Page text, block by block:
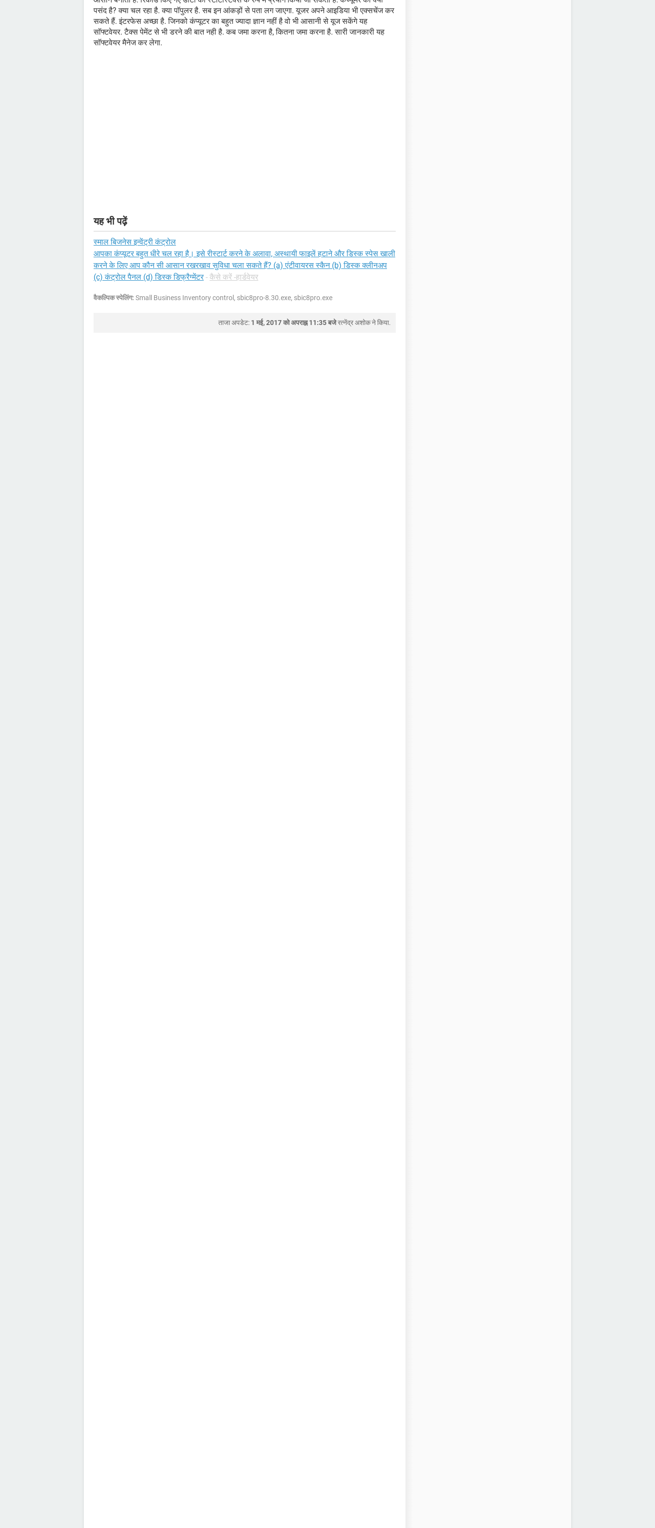
पसंद है? क्या चल रहा है. क्या पॉपुलर है. सब इन आंकड़ों से पता लग जाएगा. यूजर अपने आइडिया भी एक्सचेंज कर
सकते हैं. इंटरफेस अच्छा है. जिनको कंप्यूटर का बहुत ज्यादा ज्ञान नहीं है वो भी आसानी से यूज सकेंगे यह
सॉफ्टवेयर. टैक्स पेमेंट से भी डरने की बात नही है. कब जमा करना है, कितना जमा करना है. सारी जानकारी यह
सॉफ्टवेयर मैनेज कर लेगा.
यह भी पढ़ें
स्माल बिजनेस इन्वेंट्री कंट्रोल
आपका कंप्यूटर बहुत धीरे चल रहा है। इसे रीस्टार्ट करने के अलावा, अस्थायी फाइलें हटाने और डिस्क स्पेस खाली
करने के लिए आप कौन सी आसान रखरखाव सुविधा चला सकते हैं? (a) एंटीवायरस स्कैन (b) डिस्क क्लीनअप
(c) कंट्रोल पैनल (d) डिस्क डिफ्रैग्मेंटर - कैसे करें -हार्डवेयर
वैकल्पिक स्पेलिंग: Small Business Inventory control, sbic8pro-8.30.exe, sbic8pro.exe
ताजा अपडेट: 1 मई, 2017 को अपराह्न 11:35 बजेरत्नेंद्र अशोकने किया.